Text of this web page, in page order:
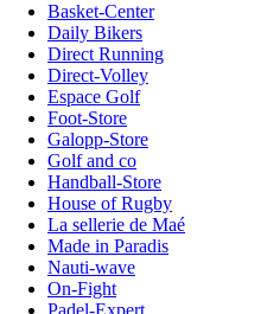
Basket-Center
Daily Bikers
Direct Running
Direct-Volley
Espace Golf
Foot-Store
Galopp-Store
Golf and co
Handball-Store
House of Rugby
La sellerie de Maé
Made in Paradis
Nauti-wave
On-Fight